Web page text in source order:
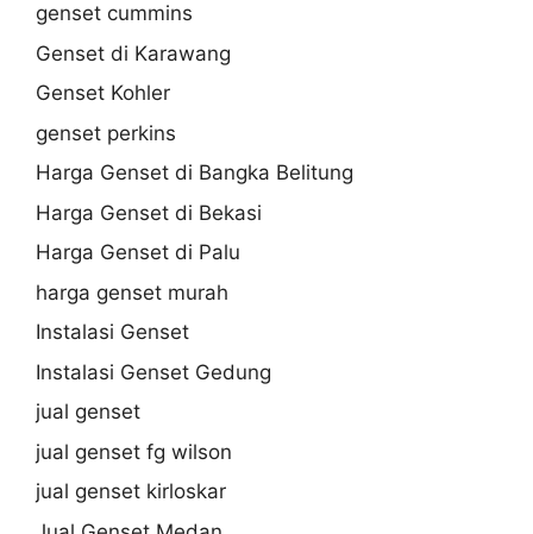
genset cummins
Genset di Karawang
Genset Kohler
genset perkins
Harga Genset di Bangka Belitung
Harga Genset di Bekasi
Harga Genset di Palu
harga genset murah
Instalasi Genset
Instalasi Genset Gedung
jual genset
jual genset fg wilson
jual genset kirloskar